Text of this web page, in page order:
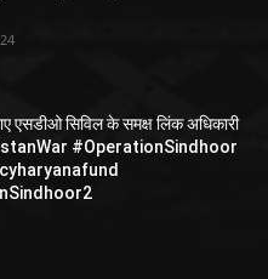
एसडीओ सिविल के समक्ष लिंक अधिकारी
#OperationSindhoor